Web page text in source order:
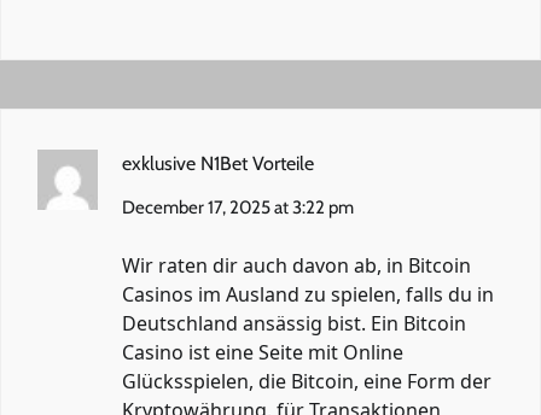
exklusive N1Bet Vorteile
December 17, 2025 at 3:22 pm
Wir raten dir auch davon ab, in Bitcoin
Casinos im Ausland zu spielen, falls du in
Deutschland ansässig bist. Ein Bitcoin
Casino ist eine Seite mit Online
Glücksspielen, die Bitcoin, eine Form der